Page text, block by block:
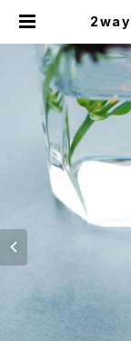
2way
リー
メン